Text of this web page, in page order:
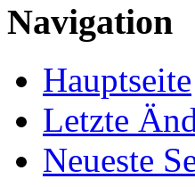
Navigation
Hauptseite
Letzte
Neueste